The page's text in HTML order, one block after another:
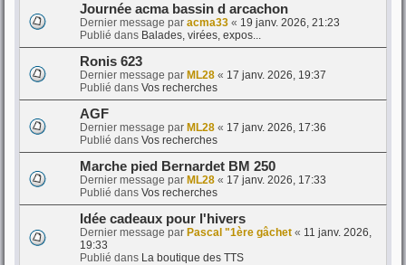
Journée acma bassin d arcachon
Dernier message par acma33 « 19 janv. 2026, 21:23
Publié dans Balades, virées, expos...
Ronis 623
Dernier message par ML28 « 17 janv. 2026, 19:37
Publié dans Vos recherches
AGF
Dernier message par ML28 « 17 janv. 2026, 17:36
Publié dans Vos recherches
Marche pied Bernardet BM 250
Dernier message par ML28 « 17 janv. 2026, 17:33
Publié dans Vos recherches
Idée cadeaux pour l'hivers
Dernier message par Pascal "1ère gâchet « 11 janv. 2026,
19:33
Publié dans La boutique des TTS